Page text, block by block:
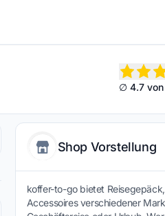
∅ 4.7 von
Shop Vorstellung
koffer-to-go bietet
Accessoires verschiedener